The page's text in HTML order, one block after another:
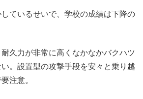
ているせいで、学校の成績は下降の
久力が非常に高くなかなかバクハツ
。設置型の攻撃手段を安々と乗り越
注意。